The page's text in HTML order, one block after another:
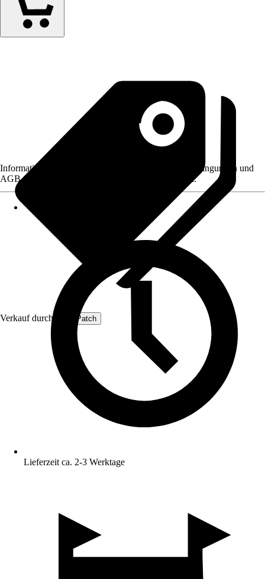
Verkauf durch: ProfiPatch
Informationen des Verkäufers, wie z. B. Rückgabebedingungen und
AGB, finden Sie bei Klick auf den Verkäufernamen.
Lieferzeit ca. 2-3 Werktage